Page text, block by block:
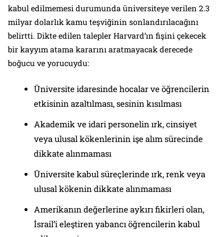
kabul edilmemesi durumunda üniversiteye verilen 2.3
milyar dolarlık kamu teşviğinin sonlandırılacağını
belirtti. Dikte edilen talepler Harvard’ın fişini çekecek
bir kayyım atama kararını aratmayacak derecede
boğucu ve yorucuydu:
Üniversite idaresinde hocalar ve öğrencilerin
etkisinin azaltılması, sesinin kısılması
Akademik ve idari personelin ırk, cinsiyet
veya ulusal kökenlerinin işe alım sürecinde
dikkate alınmaması
Üniversite kabul süreçlerinde ırk, renk veya
ulusal kökenin dikkate alınmaması
Amerikanın değerlerine aykırı fikirleri olan,
İsrail’i eleştiren yabancı öğrencilerin kabul